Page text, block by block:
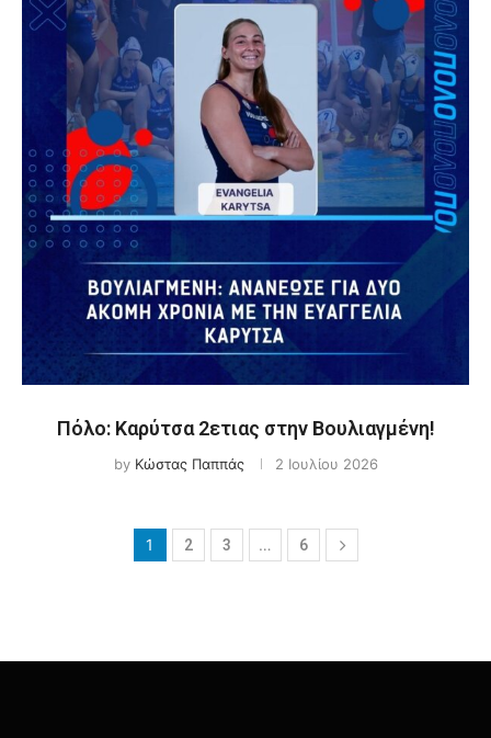
Πόλο: Καρύτσα 2ετιας στην Βουλιαγμένη!
by Κώστας Παππάς 2 Ιουλίου 2026
1 2 3 … 6